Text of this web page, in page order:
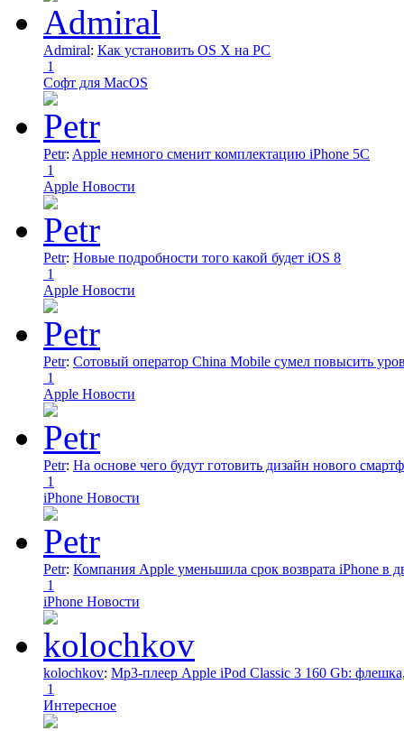
Admiral: Как установить OS X на PC
1
Софт для MacOS
Petr: Apple немного сменит комплектацию iPhone 5C
1
Apple Новости
Petr: Новые подробности того какой будет iOS 8
1
Apple Новости
Petr: Сотовый оператор China Mobile сумел повысить
1
Apple Новости
Petr: На основе чего будут готовить дизайн нового
1
iPhone Новости
Petr: Компания Apple уменьшила срок возврата iPhone в
1
iPhone Новости
kolochkov: Mp3-плеер Apple iPod Classic 3 160 Gb:
1
Интересное